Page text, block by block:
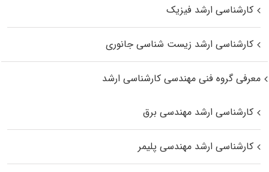
کارشناسی ارشد فیزیک
کارشناسی ارشد زیست‌ شناسی جانوری
معرفی گروه فنی مهندسی کارشناسی ارشد
کارشناسی ارشد مهندسی برق
کارشناسی ارشد مهندسی پلیمر